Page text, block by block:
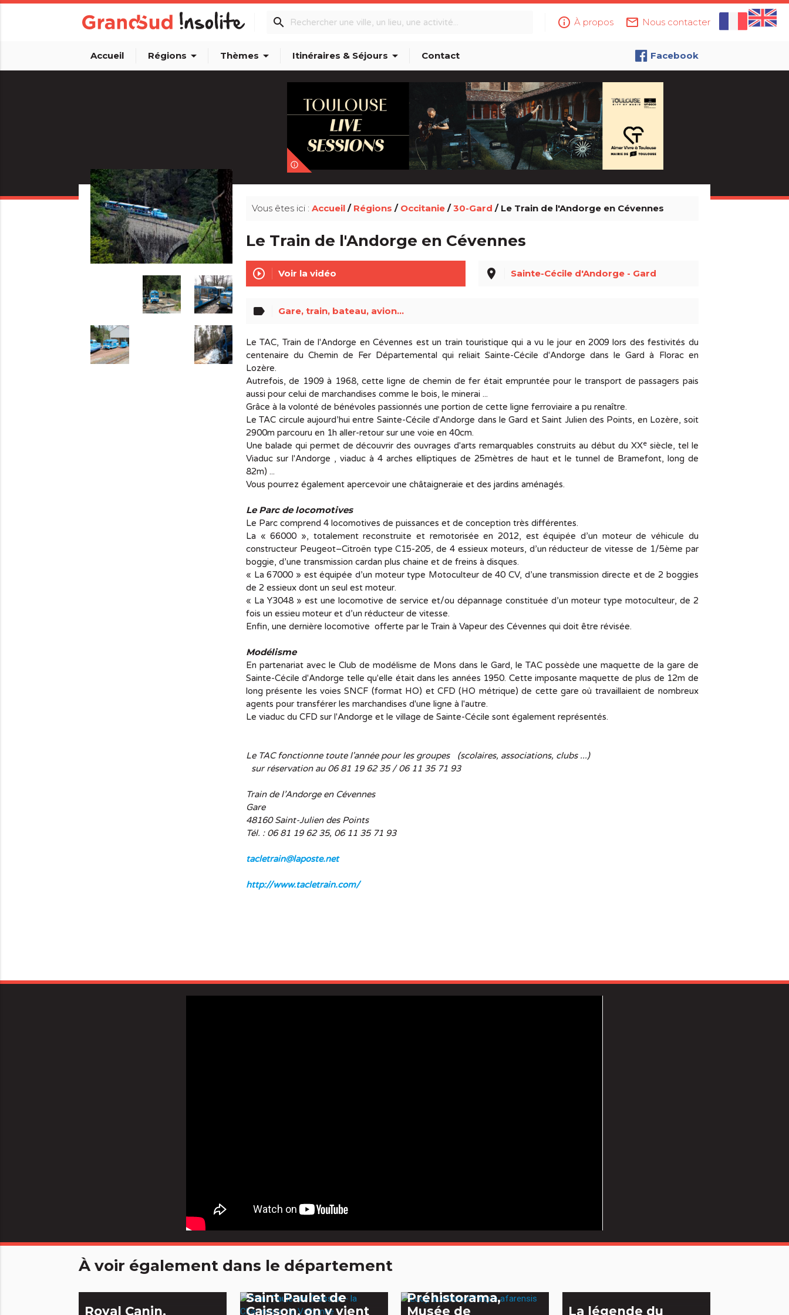
info_outline À propos mail_outline Nous contacter
search
Accueil Régions arrow_drop_down Thèmes arrow_drop_down Itinéraires & Séjours arrow_drop_down Contact Facebook
info_outline
Vous êtes ici : Accueil/ Régions / Occitanie/ 30-Gard / Le Train de l'Andorge en Cévennes
Le Train de l'Andorge en Cévennes
play_circle_outline Voir la vidéo place Sainte-Cécile d'Andorge - Gard
label Gare, train, bateau, avion...
Le TAC, Train de l'Andorge en Cévennes est un train touristique qui a vu le jour en 2009 lors des festivités du
centenaire du Chemin de Fer Départemental qui reliait Sainte-Cécile d'Andorge dans le Gard à Florac en
Lozère.
Autrefois, de 1909 à 1968, cette ligne de chemin de fer était empruntée pour le transport de passagers pais
aussi pour celui de marchandises comme le bois, le minerai ...
Grâce à la volonté de bénévoles passionnés une portion de cette ligne ferroviaire a pu renaître.
Le TAC circule aujourd’hui entre Sainte-Cécile d'Andorge dans le Gard et Saint Julien des Points, en Lozère, soit
2900m parcouru en 1h aller-retour sur une voie en 40cm.
Une balade qui permet de découvrir des ouvrages d'arts remarquables construits au début du XXesiècle, tel le
Viaduc sur l'Andorge , viaduc à 4 arches elliptiques de 25mètres de haut et le tunnel de Bramefont, long de
82m) ...
Vous pourrez également apercevoir une châtaigneraie et des jardins aménagés.
Le Parc de locomotives
Le Parc comprend 4 locomotives de puissances et de conception très différentes.
La « 66000 », totalement reconstruite et remotorisée en 2012, est équipée d’un moteur de véhicule du
constructeur Peugeot–Citroën type C15-205, de 4 essieux moteurs, d’un réducteur de vitesse de 1/5ème par
boggie, d’une transmission cardan plus chaine et de freins à disques.
« La 67000 » est équipée d’un moteur type Motoculteur de 40 CV, d’une transmission directe et de 2 boggies
de 2 essieux dont un seul est moteur.
« La Y3048 » est une locomotive de service et/ou dépannage constituée d’un moteur type motoculteur, de 2
fois un essieu moteur et d’un réducteur de vitesse.
Enfin, une dernière locomotive offerte par le Train à Vapeur des Cévennes qui doit être révisée.
Modélisme
En partenariat avec le Club de modélisme de Mons dans le Gard, le TAC possède une maquette de la gare de
Sainte-Cécile d'Andorge telle qu'elle était dans les années 1950. Cette imposante maquette de plus de 12m de
long présente les voies SNCF (format HO) et CFD (HO métrique) de cette gare où travaillaient de nombreux
agents pour transférer les marchandises d'une ligne à l'autre.
Le viaduc du CFD sur l'Andorge et le village de Sainte-Cécile sont également représentés.
Le TAC fonctionne toute l'année pour les groupes (scolaires, associations, clubs ...)
sur réservation au 06 81 19 62 35 / 06 11 35 71 93
Train de l’Andorge en Cévennes
Gare
48160 Saint-Julien des Points
Tél. : 06 81 19 62 35, 06 11 35 71 93
tacletrain@laposte.net
http://www.tacletrain.com/
À voir également dans le département
Royal Canin,
Saint Paulet de
Caisson, on y vient
Préhistorama,
Musée de
La légende du